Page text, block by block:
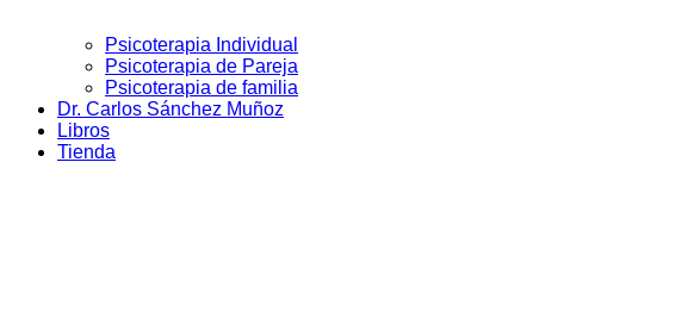
Psicoterapia Individual
Psicoterapia de Pareja
Psicoterapia de familia
Dr. Carlos Sánchez Muñoz
Libros
Tienda